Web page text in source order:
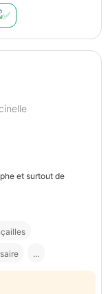
et surtout de
...